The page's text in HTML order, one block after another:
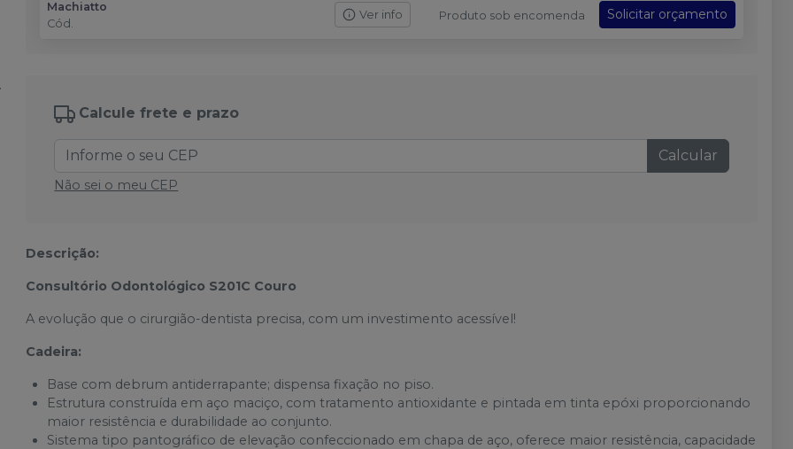
Machiatto
Cód.
Ver info Produto sob encomenda Solicitar orçamento
Calcule frete e prazo
Calcular
Não sei o meu CEP
Descrição:
Consultório Odontológico S201C Couro
A evolução que o cirurgião-dentista precisa, com um investimento acessível!
Cadeira:
Base com debrum antiderrapante; dispensa fixação no piso.
Estrutura construída em aço maciço, com tratamento antioxidante e pintada em tinta epóxi proporcionando
maior resistência e durabilidade ao conjunto.
Sistema tipo pantográfico de elevação confeccionado em chapa de aço, oferece maior resistência, capacidade